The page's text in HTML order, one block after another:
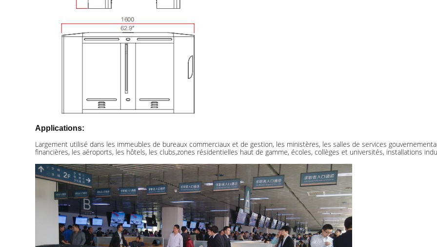
Applications:
Largement utilisé dans les immeubles de bureaux commerciaux et de gestion, les ministères, les salles de services
financières, les aéroports, les hôtels, les clubs,zones résidentielles haut de gamme, écoles, collèges et universités, installations